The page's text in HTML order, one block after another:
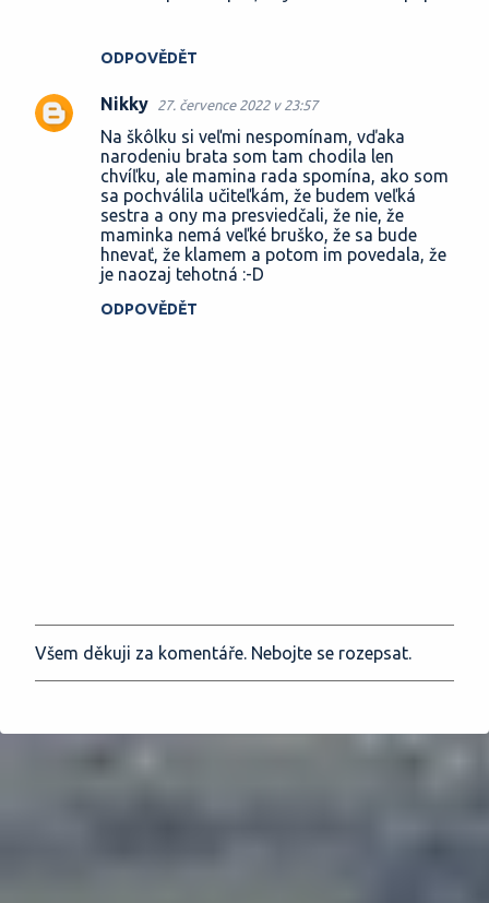
ODPOVĚDĚT
Nikky 27. července 2022 v 23:57
Na škôlku si veľmi nespomínam, vďaka
narodeniu brata som tam chodila len
chvíľku, ale mamina rada spomína, ako som
sa pochválila učiteľkám, že budem veľká
sestra a ony ma presviedčali, že nie, že
maminka nemá veľké bruško, že sa bude
hnevať, že klamem a potom im povedala, že
je naozaj tehotná :-D
ODPOVĚDĚT
O
k
e
Všem děkuji za komentáře. Nebojte se rozepsat.